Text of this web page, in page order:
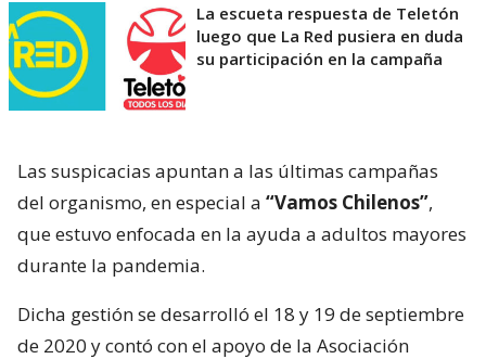
La escueta respuesta de Teletón
luego que La Red pusiera en duda
su participación en la campaña
Las suspicacias apuntan a las últimas campañas
del organismo, en especial a “Vamos Chilenos”,
que estuvo enfocada en la ayuda a adultos mayores
durante la pandemia.
Dicha gestión se desarrolló el 18 y 19 de septiembre
de 2020 y contó con el apoyo de la Asociación